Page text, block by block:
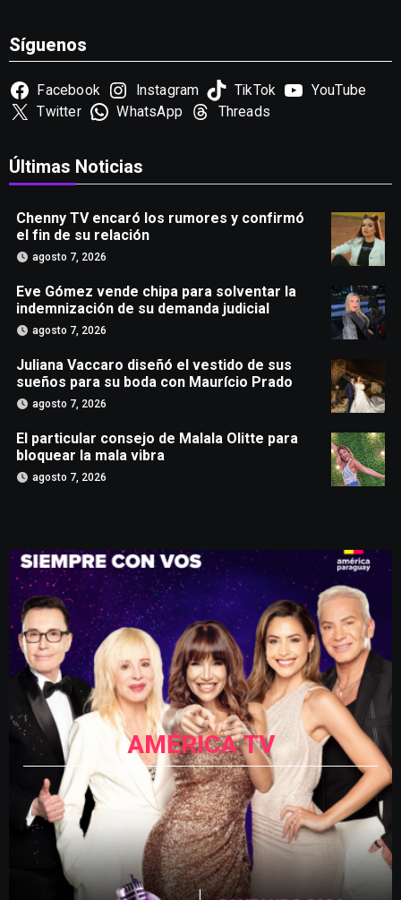
Síguenos
Facebook Instagram TikTok
YouTube
Twitter
WhatsApp Threads
Últimas Noticias
Chenny TV encaró los rumores y confirmó
el fin de su relación
agosto 7, 2026
Eve Gómez vende chipa para solventar la
indemnización de su demanda judicial
agosto 7, 2026
Juliana Vaccaro diseñó el vestido de sus
sueños para su boda con Maurício Prado
agosto 7, 2026
El particular consejo de Malala Olitte para
bloquear la mala vibra
agosto 7, 2026
AMÉRICA TV